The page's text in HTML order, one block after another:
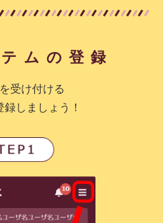
ムの登録
受け付ける
しましょう！